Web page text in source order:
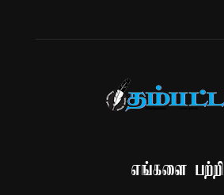
எங்களை பற்றி